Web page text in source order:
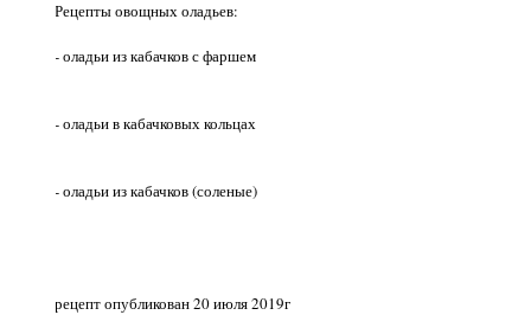
Рецепты овощных оладьев:
- оладьи из кабачков с фаршем
- оладьи в кабачковых кольцах
- оладьи из кабачков (соленые)
рецепт опубликован 20 июля 2019г